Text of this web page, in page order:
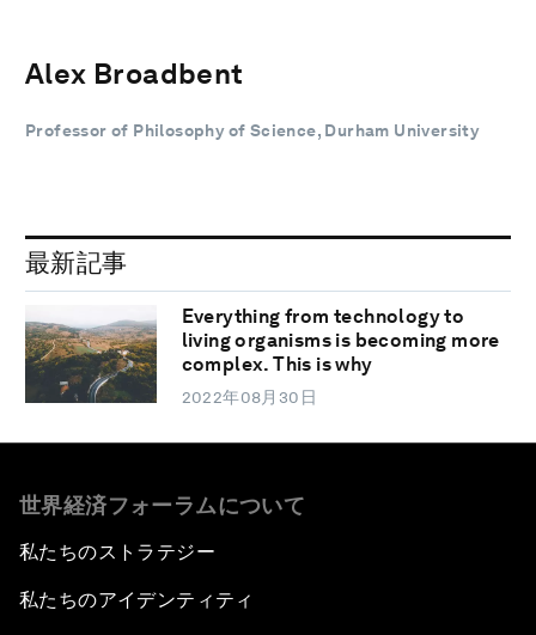
Alex Broadbent
Professor of Philosophy of Science, Durham University
最新記事
Everything from technology to
living organisms is becoming more
complex. This is why
2022年08月30日
世界経済フォーラムについて
私たちのストラテジー
私たちのアイデンティティ